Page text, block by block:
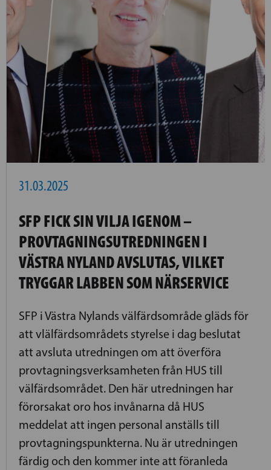
31.03.2025
SFP FICK SIN VILJA IGENOM –
PROVTAGNINGSUTREDNINGEN I
VÄSTRA NYLAND AVSLUTAS, VILKET
TRYGGAR LABBEN SOM NÄRSERVICE
SFP i Västra Nylands välfärdsområde gläds för
att vlälfärdsområdets styrelse i dag beslutat
att avsluta utredningen om att överföra
provtagningsverksamheten från HUS till
välfärdsområdet. Den här utredningen har
förorsakat oro hos invånarna då HUS
meddelat att ingen personal anställs till
provtagningspunkterna. Nu är utredningen
färdig och den kommer inte att föranleda